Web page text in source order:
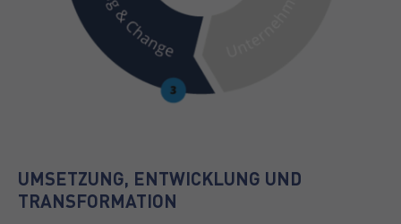
UMSETZUNG, ENTWICKLUNG UND
TRANSFORMATION